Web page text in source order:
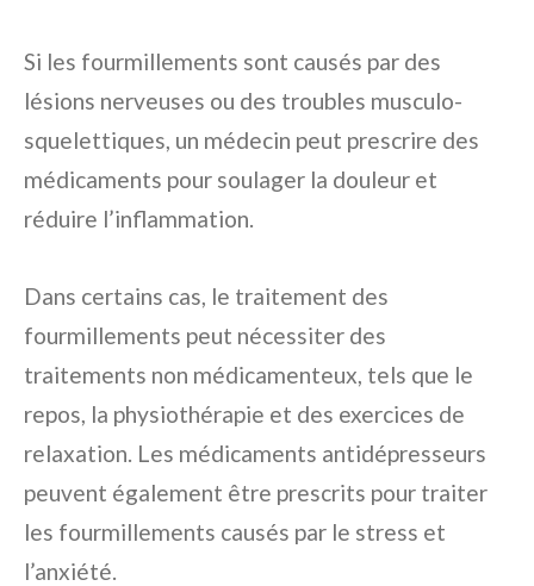
Si les fourmillements sont causés par des
lésions nerveuses ou des troubles musculo-
squelettiques, un médecin peut prescrire des
médicaments pour soulager la douleur et
réduire l’inflammation.
Dans certains cas, le traitement des
fourmillements peut nécessiter des
traitements non médicamenteux, tels que le
repos, la physiothérapie et des exercices de
relaxation. Les médicaments antidépresseurs
peuvent également être prescrits pour traiter
les fourmillements causés par le stress et
l’anxiété.